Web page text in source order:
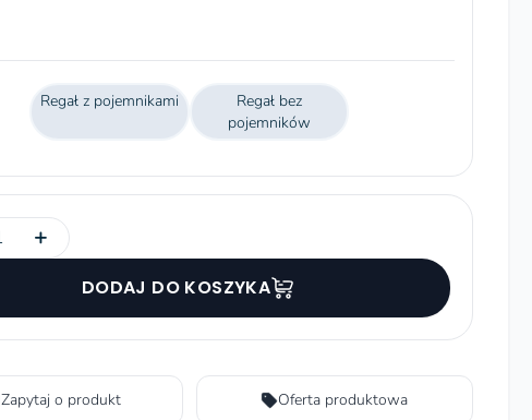
Regał z pojemnikami
Regał bez
pojemników
+
DODAJ DO KOSZYKA
Zapytaj o produkt Oferta produktowa